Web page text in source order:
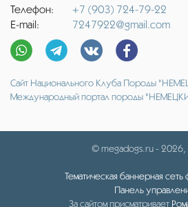
Телефон:
+7 (903) 724-79-22
E-mail:
7247922@gmail.com
Сайт Национального Клуба Породы
Международный портал породы
© megadogs.ru - 2026,
Тематическая баннерная
Панель
За сайтом присматривает